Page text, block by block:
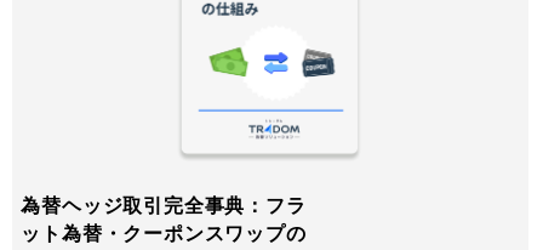
為替ヘッジ取引完全事典：フラ
ット為替・クーポンスワップの